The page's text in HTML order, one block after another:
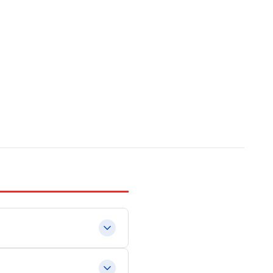
de Estados